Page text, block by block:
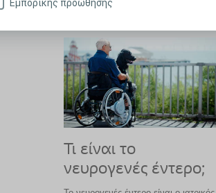
Εμπορικής προώθησης
Επιστροφή
Τι είναι το
νευρογενές έντερο;